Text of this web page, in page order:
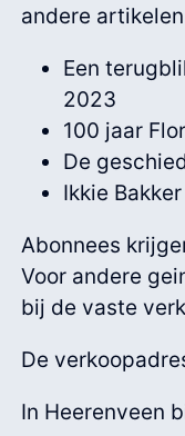
andere
Een
2023
100 jaar
De
Ikkie
Abonnees
Voor andere
bij de vaste
De
In Heerenveen